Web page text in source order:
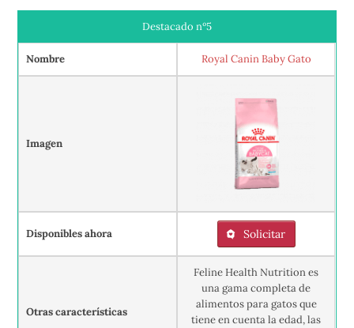
Destacado nº5
Nombre Royal Canin Baby Gato
Imagen
Disponibles ahora Solicitar
Otras características
Feline Health Nutrition es
una gama completa de
alimentos para gatos que
tiene en cuenta la edad, las